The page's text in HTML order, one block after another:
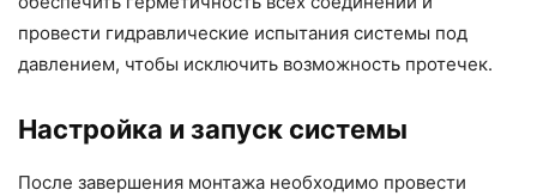
провести гидравлические испытания системы под
давлением, чтобы исключить возможность протечек.
Настройка и запуск системы
После завершения монтажа необходимо провести